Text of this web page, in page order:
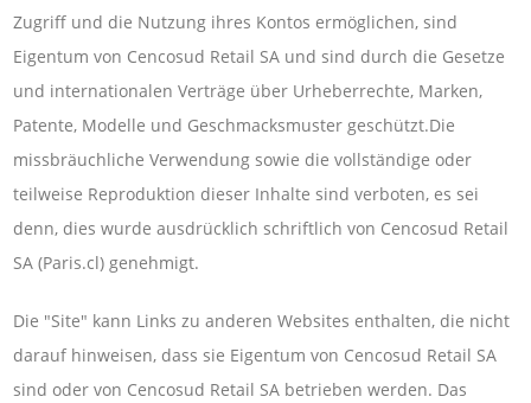
Zugriff und die Nutzung ihres Kontos ermöglichen, sind
Eigentum von Cencosud Retail SA und sind durch die Gesetze
und internationalen Verträge über Urheberrechte, Marken,
Patente, Modelle und Geschmacksmuster geschützt.Die
missbräuchliche Verwendung sowie die vollständige oder
teilweise Reproduktion dieser Inhalte sind verboten, es sei
denn, dies wurde ausdrücklich schriftlich von Cencosud Retail
SA (Paris.cl) genehmigt.
Die "Site" kann Links zu anderen Websites enthalten, die nicht
darauf hinweisen, dass sie Eigentum von Cencosud Retail SA
sind oder von Cencosud Retail SA betrieben werden. Das